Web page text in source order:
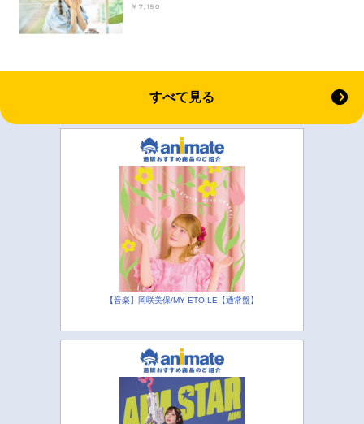
￥7,150
すべて見る
【音楽】岡咲美保/MY ETOILE【通常盤】